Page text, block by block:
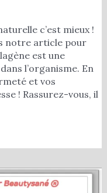
c’est mieux !
notre article pour
est une
l’organisme. En
et vos
! Rassurez-vous, il